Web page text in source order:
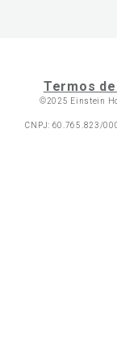
Termos
©2025 Einstein
CNPJ: 60.765.823/